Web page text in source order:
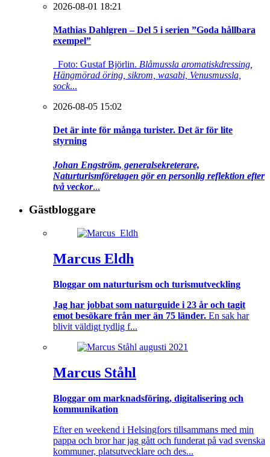
2026-08-01 18:21
Mathias Dahlgren – Del 5 i serien ”Goda hållbara
exempel”
Foto: Gustaf Björlin. Blåmussla aromatiskdressing,
Hängmörad öring, sikrom, wasabi, Venusmussla,
sock...
2026-08-05 15:02
Det är inte för många turister. Det är för lite
styrning
Johan Engström, generalsekreterare,
Naturturismföretagen gör en personlig reflektion efter
två veckor...
Gästbloggare
Marcus Eldh
Bloggar om naturturism och turismutveckling
Jag har jobbat som naturguide i 23 år och tagit
emot besökare från mer än 75 länder. En sak har
blivit väldigt tydlig f...
Marcus Ståhl
Bloggar om marknadsföring, digitalisering och
kommunikation
Efter en weekend i Helsingfors tillsammans med min
pappa och bror har jag gått och funderat på vad svenska
kommuner, platsutvecklare och des...